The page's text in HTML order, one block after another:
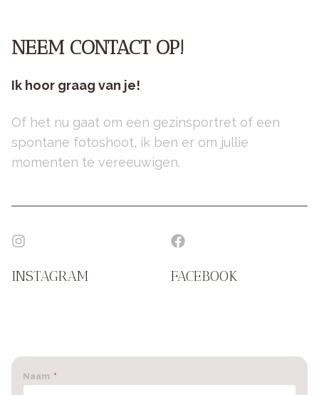
NEEM CONTACT OP!
Ik hoor graag van je!
Of het nu gaat om een gezinsportret of een
spontane fotoshoot, ik ben er om jullie
momenten te vereeuwigen.
INSTAGRAM FACEBOOK
Naam *